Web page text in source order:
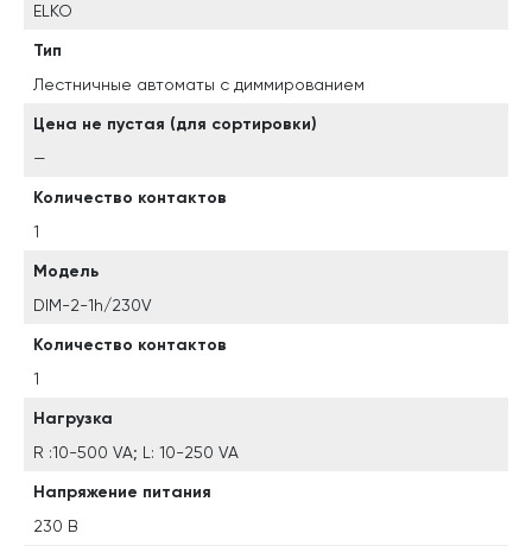
ELKO
Тип
Лестничные автоматы с диммированием
Цена не пустая (для сортировки)
—
Количество контактов
1
Модель
DIM-2-1h/230V
Количество контактов
1
Нагрузка
R :10-500 VA; L: 10-250 VA
Напряжение питания
230 В